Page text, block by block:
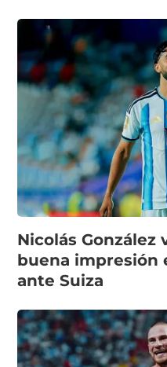
Nicolás González
buena impresión
ante Suiza